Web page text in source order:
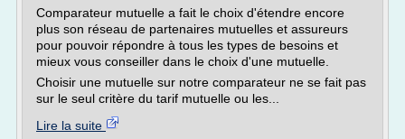
Comparateur mutuelle a fait le choix d'étendre encore
plus son réseau de partenaires mutuelles et assureurs
pour pouvoir répondre à tous les types de besoins et
mieux vous conseiller dans le choix d'une mutuelle.
Choisir une mutuelle sur notre comparateur ne se fait pas
sur le seul critère du tarif mutuelle ou les...
Lire la suite